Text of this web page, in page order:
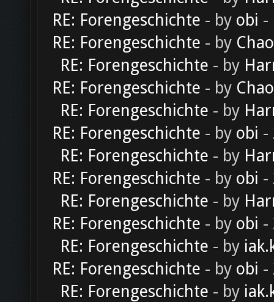
RE: Forengeschichte - by obi -
RE: Forengeschichte - by
RE: Forengeschichte - by
RE: Forengeschichte - by
RE: Forengeschichte - by
RE: Forengeschichte - by obi -
RE: Forengeschichte - by
RE: Forengeschichte - by obi -
RE: Forengeschichte - by
RE: Forengeschichte - by obi -
RE: Forengeschichte - by
RE: Forengeschichte - by obi -
RE: Forengeschichte - by